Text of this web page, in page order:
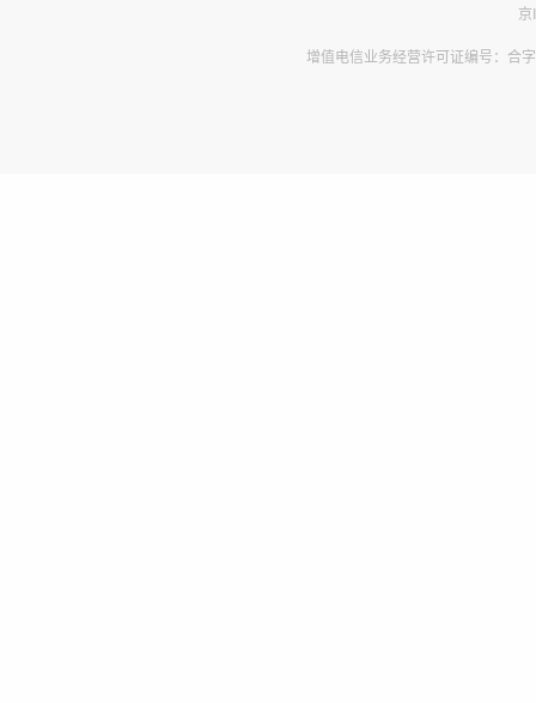
增值电信业务经营许可证编号：合